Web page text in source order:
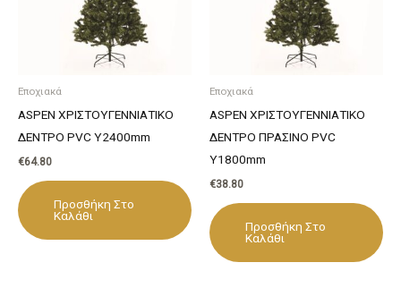
Εποχιακά
ASPEN ΧΡΙΣΤΟΥΓΕΝΝΙΑΤΙΚΟ
ΔΕΝΤΡΟ PVC Y2400mm
€64.80
Προσθήκη Στο
Καλάθι
Εποχιακά
ASPEN ΧΡΙΣΤΟΥΓΕΝΝΙΑΤΙΚΟ
ΔΕΝΤΡΟ ΠΡΑΣΙΝΟ PVC
Υ1800mm
€38.80
Προσθήκη Στο
Καλάθι